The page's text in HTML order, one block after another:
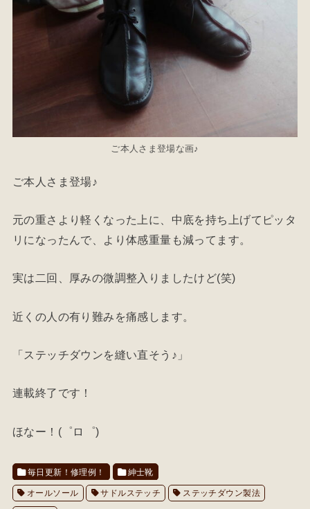
ご本人さま登場な画♪
ご本人さま登場♪
元の重さより軽くなった上に、中底を持ち上げてピッタ
リになったんで、より体感重量も減ってます。
実は二回、厚みの微調整入りましたけど(笑)
近くの人の有り難みを痛感します。
「ステッチダウンを縫い直そう♪」
連載終了です！
ほなー！(゜ロ゜)
毎日更新！修理例！ 紳士靴
オールソール サドルステッチ ステッチダウン製法